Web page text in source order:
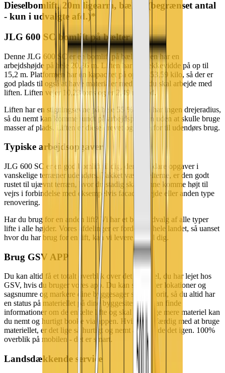
Dieselbomlift, 20m ligearm, bælter (begrænset antal
- kun i udvalgte afd.)*
JLG 600 SC bomlift på bælter
Denne JLG 600 SC er en bomlift på bælter. Den har en
arbejdshøjde på hele 20,36 m. Liften har en rækkevidde på op til
15,2 m. Platformen har en kapacitet på op til 453,59 kilo, så der er
god plads til også at have materialer med, når du skal arbejde med
liften. Liften vejer 10,23 tons og er 2,49 m bred.
Liften har en stigningsevne på hele 55 %. Den har ingen drejeradius,
så du nemt kan komme rundt på arbejdspladsen uden at skulle bruge
masser af plads. Liften er dieseldrevet og er derfor til udendørs brug.
Typiske arbejdsopgaver
JLG 600 SC er en god bomlift til dig, der skal klare opgaver i
vanskelige terræner udendørs. Takket være bælterne, er den godt
rustet til ujævnt terræn, hvor du stadig skal kunne komme højt til
vejrs i forbindelse med eksempelvis facadearbejde eller anden type
renovering.
Har du brug for en anden lift? Vi har et bredt udvalg af alle typer
lifte i alle højder. Vores afdelinger er fordelt på hele landet, så uanset
hvor du har brug for en lift, kan vi levere den til dig.
Brug GSV APP
Du kan altid få et totalt overblik over det materiel, du har lejet hos
GSV, hvis du bruger vores app. Du kan søge efter lokationer og
sagsnumre og markere dine byggesager som favorit, så du altid har
en status på materiellet på dine byggesites. Du kan finde
informationer om de enkelte lifte og skal du bruge mere materiel kan
du nemt og hurtigt booke via appen. Hvis du er færdig med at bruge
materiellet, er det lige så hurtigt og nemt at afmelde det igen. 100%
overblik på mobilen - det er smart.
Landsdækkende service